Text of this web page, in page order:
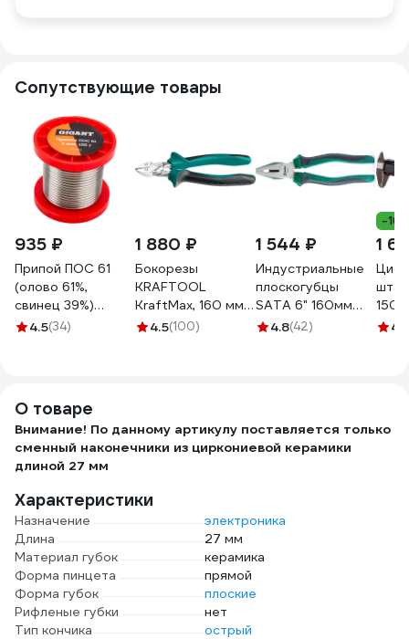
Сопутствующие товары
935 ₽
Припой ПОС 61
(олово 61%,
свинец 39%)
катушка 2 мм, 100
4.5(34)
1 880 ₽
Бокорезы
KRAFTOOL
KraftMax, 160 мм
22011-5-16_z01
4.5(100)
1 544 ₽
Индустриальные
плоскогубцы
SATA 6" 160мм
CrNi +30%
4.8(42)
-
1
150
4.3
О товаре
Внимание! По данному артикулу поставляется только
сменный наконечники из циркониевой керамики
длиной 27 мм
Характеристики
Назначение
электроника
Длина
27 мм
Материал губок
керамика
Форма пинцета
прямой
Форма губок
плоские
Рифленые губки
нет
Тип кончика
острый